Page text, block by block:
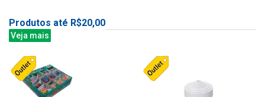
Produtos até R$20,00
Veja mais